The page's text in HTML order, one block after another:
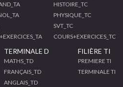
HISTOIRE_TC
PHYSIQUE_TC
SVT_TC
COURS+EXERCICES_TC
TERMINALE D
MATHS_TD
FRANÇAIS_TD
ANGLAIS_TD
FILIÈRE TI
PREMIERE TI
TERMINALE TI